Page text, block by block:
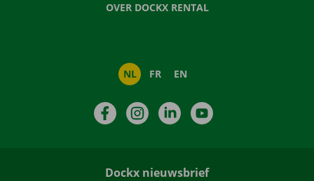
OVER DOCKX RENTAL
NL FR EN
FacebookInstagramLinkedIn
Dockx nieuwsbrief